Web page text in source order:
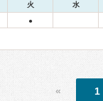
火 水
●
« 1